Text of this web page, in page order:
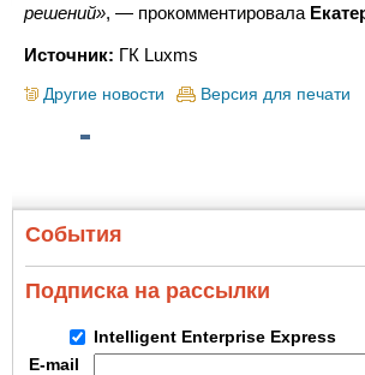
решений», — прокомментировала
Источник: ГК Luxms
Другие новости Версия для печати
События
Подписка на рассылки
Intelligent Enterprise Express
E-mail